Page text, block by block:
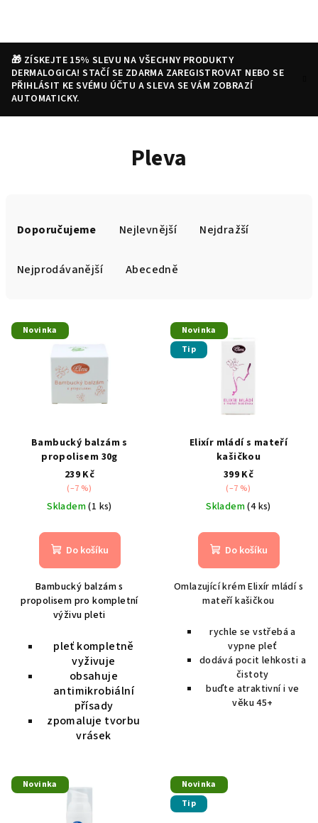
🎁 ZÍSKEJTE 15% SLEVU NA VŠECHNY PRODUKTY
DERMALOGICA! STAČÍ SE ZDARMA ZAREGISTROVAT NEBO SE
PŘIHLÁSIT KE SVÉMU ÚČTU A SLEVA SE VÁM ZOBRAZÍ
AUTOMATICKY.
HledatPřihlášeníNákupní
Pleva
p
Doporučujeme Nejlevnější Nejdražší
Nejprodávanější Abecedně
V
ý
Novinka
Bambucký balzám s
propolisem 30g
239 Kč
(–7 %)
Skladem(1 ks)
Do košíku
Bambucký balzám s
propolisem pro kompletní
výživu pleti
pleť kompletně
vyživuje
obsahuje
antimikrobiální
přísady
zpomaluje tvorbu
vrásek
Novinka
Tip
Elixír mládí s mateří
kašičkou
399 Kč
(–7 %)
Skladem(4 ks)
Do košíku
Omlazující krém Elixír mládí s
mateří kašičkou
rychle se vstřebá a
vypne pleť
dodává pocit lehkosti a
čistoty
buďte atraktivní i ve
věku 45+
Novinka
Novinka
Tip